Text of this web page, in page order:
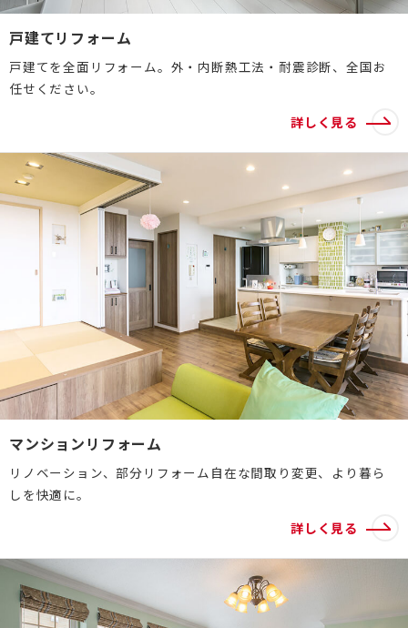
バリアフリー施工事例
空き家・空き室の活用
戸建てリフォーム
戸建てを全面リフォーム。外・内断熱工法・耐震診断、全国お
任せください。
詳しく見る
マンションリフォーム
リノベーション、部分リフォーム自在な間取り変更、より暮ら
しを快適に。
詳しく見る